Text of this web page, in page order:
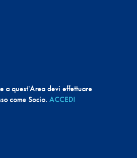
a quest'Area devi effettuare
come Socio.ACCEDI